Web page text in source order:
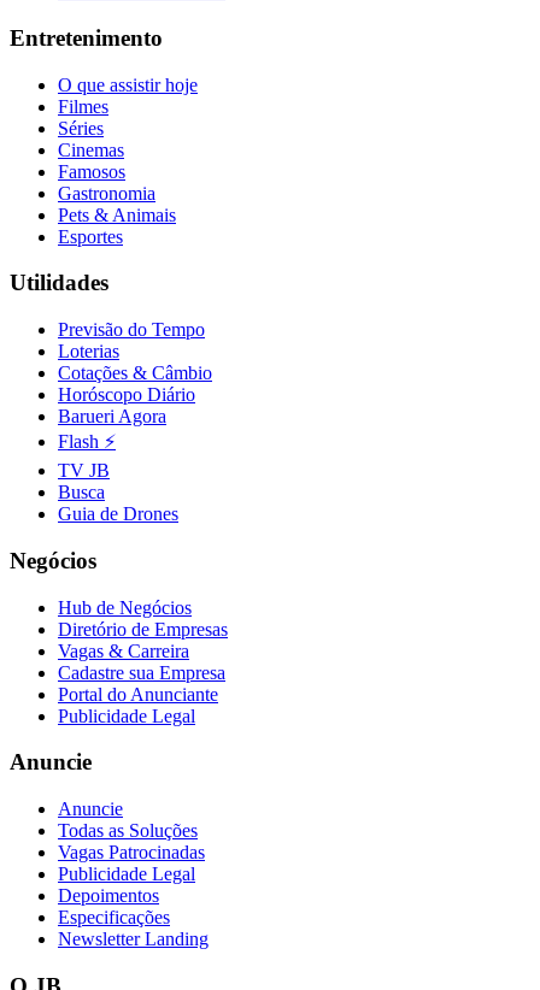
Flamengo
Entretenimento
O que assistir hoje
Filmes
Séries
Cinemas
Famosos
Gastronomia
Pets & Animais
Esportes
Utilidades
Previsão do Tempo
Loterias
Cotações & Câmbio
Horóscopo Diário
Barueri Agora
Flash ⚡
TV JB
Busca
Guia de Drones
Negócios
Hub de Negócios
Diretório de Empresas
Vagas & Carreira
Cadastre sua Empresa
Portal do Anunciante
Publicidade Legal
Anuncie
Anuncie
Todas as Soluções
Vagas Patrocinadas
Publicidade Legal
Depoimentos
Especificações
Newsletter Landing